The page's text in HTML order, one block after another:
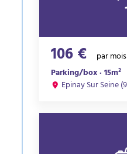
106 €
par
Parking/box · 15m²
Epinay Sur Seine